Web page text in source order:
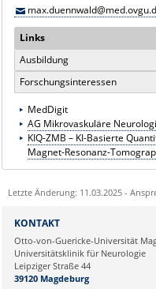
Links
Ausbildung
Forschungsinteressen
MedDigit
AG Mikrovaskuläre
KIQ-ZMB – KI-Basierte
Magnet-Resonanz-
Letzte Änderung: 11.03.2025 -
Ihre E-Mailadresse:
Ihr Anliegen:
KONTAKT
Otto-von-Guericke-Universität
Universitätsklinik für Neurologie
Leipziger Straße 44
39120 Magdeburg